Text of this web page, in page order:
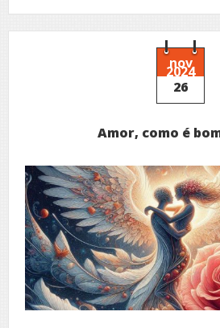
me!
nov
2024
26
Amor, como é